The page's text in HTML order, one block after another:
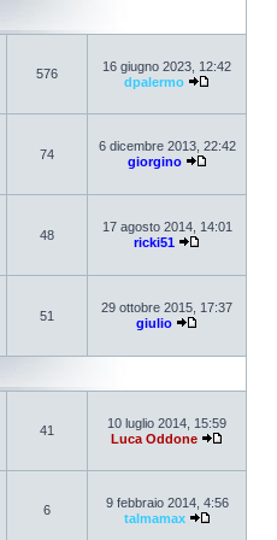
576
16 giugno 2023, 12:42
dpalermo
74
6 dicembre 2013, 22:42
giorgino
48
17 agosto 2014, 14:01
ricki51
51
29 ottobre 2015, 17:37
giulio
41
10 luglio 2014, 15:59
Luca Oddone
6
9 febbraio 2014, 4:56
talmamax